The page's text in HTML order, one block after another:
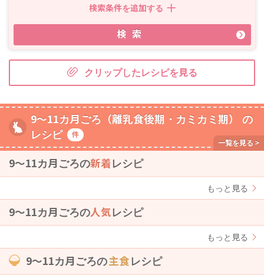
検索条件を追加する
検索
クリップしたレシピを見る
9～11カ月ごろ（離乳食後期・カミカミ期） の
レシピ
件
9〜11カ月ごろの新着レシピ
もっと見る
9〜11カ月ごろの人気レシピ
もっと見る
9〜11カ月ごろの主食 レシピ